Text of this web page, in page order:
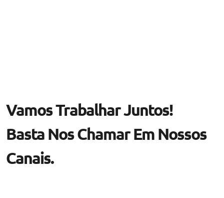
Vamos Trabalhar Juntos!
Basta Nos Chamar Em Nossos
Canais.